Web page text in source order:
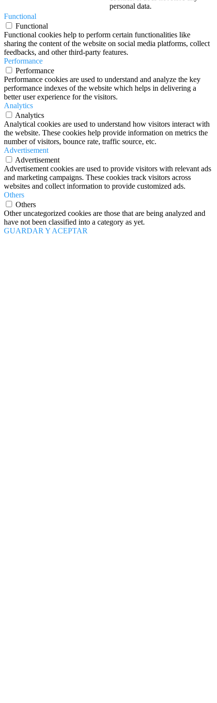
personal data.
Functional
Functional
Functional cookies help to perform certain functionalities like
sharing the content of the website on social media platforms, collect
feedbacks, and other third-party features.
Performance
Performance
Performance cookies are used to understand and analyze the key
performance indexes of the website which helps in delivering a
better user experience for the visitors.
Analytics
Analytics
Analytical cookies are used to understand how visitors interact with
the website. These cookies help provide information on metrics the
number of visitors, bounce rate, traffic source, etc.
Advertisement
Advertisement
Advertisement cookies are used to provide visitors with relevant ads
and marketing campaigns. These cookies track visitors across
websites and collect information to provide customized ads.
Others
Others
Other uncategorized cookies are those that are being analyzed and
have not been classified into a category as yet.
GUARDAR Y ACEPTAR